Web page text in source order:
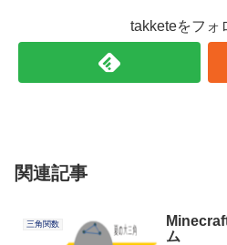
takketeをフォ
関連記事
三角関数
ム